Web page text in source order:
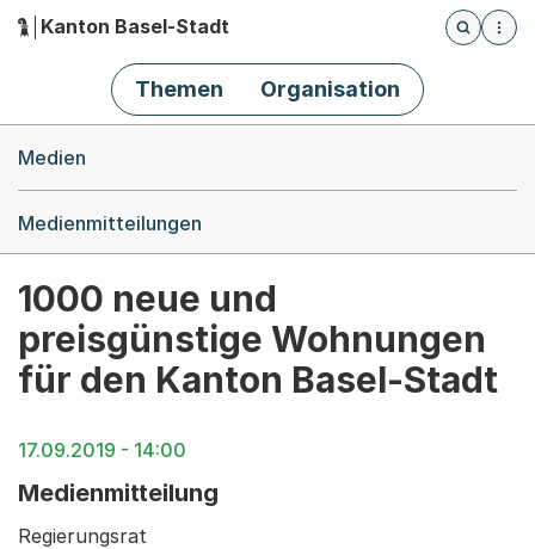
Hauptnavigation
Kanton Basel-Stadt
Öffnet
Themen Organisation
Medien
Medienmitteilungen
1000 neue und
preisgünstige Wohnungen
für den Kanton Basel-Stadt
17.09.2019 - 14:00
Medienmitteilung
Regierungsrat